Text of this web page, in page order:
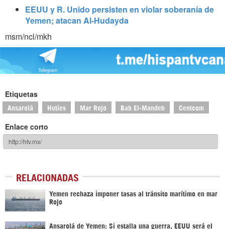
EEUU y R. Unido persisten en violar soberanía de
Yemen; atacan Al-Hudayda
msm/ncl/mkh
Etiquetas
Ansarolá Hutíes Mar Rojo Bab El-Mandeb Centcom
Enlace corto
RELACIONADAS
Yemen rechaza imponer tasas al tránsito marítimo en mar
Rojo
Ansarolá de Yemen: Si estalla una guerra, EEUU será el